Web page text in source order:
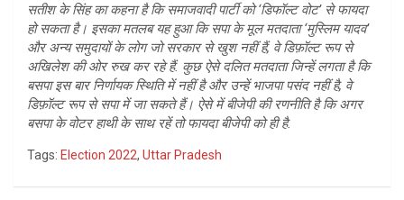
सतीश के सिंह का कहना है कि समाजवादी पार्टी को ‘डिफॉल्ट वोट’ से फायदा
हो सकता है। इसका मतलब यह हुआ कि सपा के मूल मतदाता ‘मुस्लिम यादव’
और अन्य समुदायों के लोग जो सरकार से खुश नहीं हैं, वे डिफ़ॉल्ट रूप से
अखिलेश की ओर रुख कर रहे हैं. कुछ ऐसे दलित मतदाता जिन्हें लगता है कि
बसपा इस बार निर्णायक स्थिति में नहीं है और उन्हें भाजपा पसंद नहीं है, वे
डिफ़ॉल्ट रूप से सपा में जा सकते हैं। ऐसे में बीजेपी की रणनीति है कि अगर
बसपा के वोटर हाथी के साथ रहें तो फायदा बीजेपी को ही है.
Tags: Election 2022, Uttar Pradesh